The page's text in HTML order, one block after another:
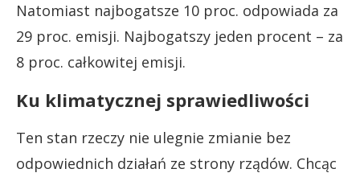
Natomiast najbogatsze 10 proc. odpowiada za
29 proc. emisji. Najbogatszy jeden procent – za
8 proc. całkowitej emisji.
Ku klimatycznej sprawiedliwości
Ten stan rzeczy nie ulegnie zmianie bez
odpowiednich działań ze strony rządów. Chcąc